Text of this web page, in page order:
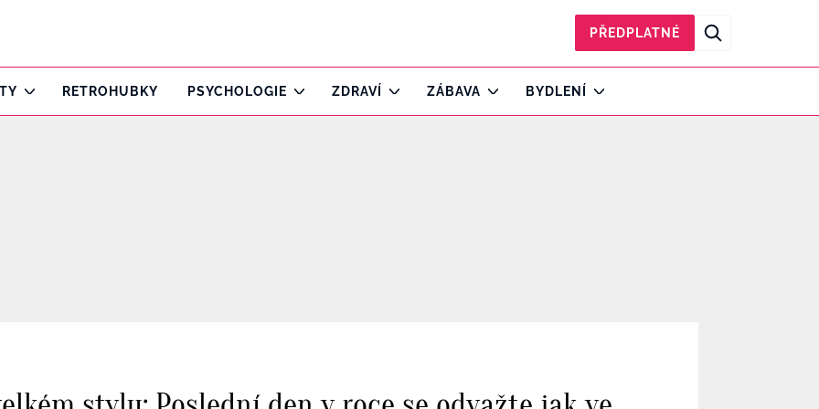
PŘEDPLATNÉ
RETROHUBKY PSYCHOLOGIE ZDRAVÍ ZÁBAVA BYDLENÍ